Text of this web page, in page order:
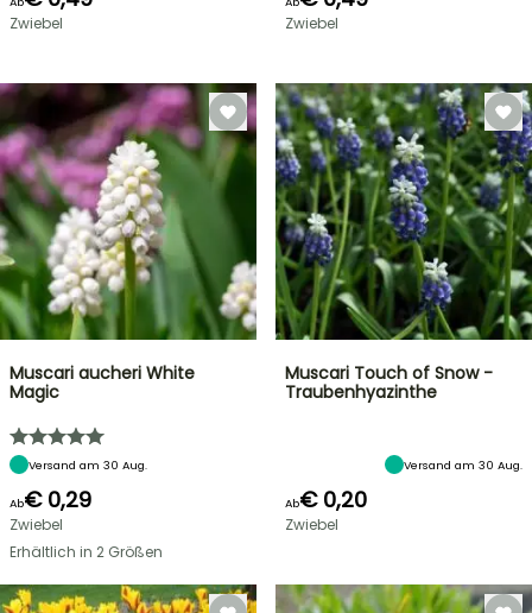
Zwiebel Zwiebel
Muscari aucheri White
Magic
Versand am 30 Aug.
Ab€ 0,29
Zwiebel
Erhältlich in 2 Größen
Muscari Touch of Snow -
Traubenhyazinthe
Versand am 30 Aug.
Ab€ 0,20
Zwiebel